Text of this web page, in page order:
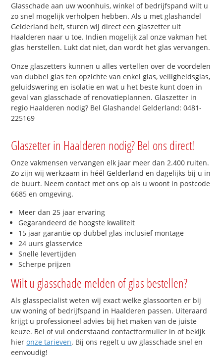
Glasschade aan uw woonhuis, winkel of bedrijfspand wilt u
zo snel mogelijk verholpen hebben. Als u met glashandel
Gelderland belt, sturen wij direct een glaszetter uit
Haalderen naar u toe. Indien mogelijk zal onze vakman het
glas herstellen. Lukt dat niet, dan wordt het glas vervangen.
Onze glaszetters kunnen u alles vertellen over de voordelen
van dubbel glas ten opzichte van enkel glas, veiligheidsglas,
geluidswering en isolatie en wat u het beste kunt doen in
geval van glasschade of renovatieplannen. Glaszetter in
regio Haalderen nodig? Bel Glashandel Gelderland: 0481-
225169
Glaszetter in Haalderen nodig? Bel ons direct!
Onze vakmensen vervangen elk jaar meer dan 2.400 ruiten.
Zo zijn wij werkzaam in héél Gelderland en dagelijks bij u in
de buurt. Neem contact met ons op als u woont in postcode
6685 en omgeving.
Meer dan 25 jaar ervaring
Gegarandeerd de hoogste kwaliteit
15 jaar garantie op dubbel glas inclusief montage
24 uurs glasservice
Snelle levertijden
Scherpe prijzen
Wilt u glasschade melden of glas bestellen?
Als glasspecialist weten wij exact welke glassoorten er bij
uw woning of bedrijfspand in Haalderen passen. Uiteraard
krijgt u professioneel advies bij het maken van de juiste
keuze. Bel of vul onderstaand contactformulier in of bekijk
hieronze tarieven. Bij ons regelt u uw glasschade snel en
eenvoudig!